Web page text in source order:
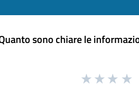
sono chiare le